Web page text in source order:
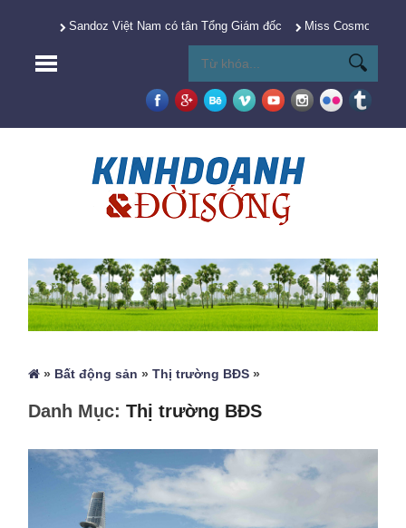
Sandoz Việt Nam có tân Tổng Giám đốc Miss Cosmo 2025
» Bất động sản »Thị trường BĐS »
Danh Mục:Thị trường BĐS